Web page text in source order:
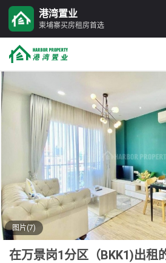
港湾置业
柬埔寨买房租房首选
图片(7)
在万景岗1分区（BKK1)出租